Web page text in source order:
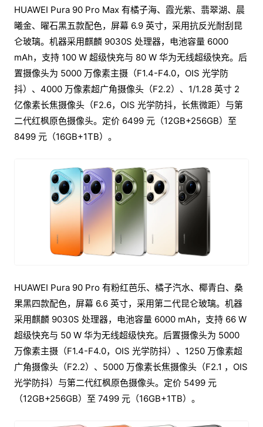
HUAWEI Pura 90 Pro Max 有橘子海、霞光紫、翡翠湖、晨
曦金、曜石黑五款配色，屏幕 6.9 英寸，采用抗反光耐刮昆
仑玻璃。机器采用麒麟 9030S 处理器，电池容量 6000
mAh，支持 100 W 超级快充与 80 W 华为无线超级快充。后
置摄像头为 5000 万像素主摄（F1.4-F4.0，OIS 光学防
抖）、4000 万像素超广角摄像头（F2.2）、1/1.28 英寸 2
亿像素长焦摄像头（F2.6，OIS 光学防抖，长焦微距）与第
二代红枫原色摄像头。定价 6499 元（12GB+256GB）至
8499 元（16GB+1TB）。
HUAWEI Pura 90 Pro 有粉红芭乐、橘子汽水、椰青白、桑
果黑四款配色，屏幕 6.6 英寸，采用第二代昆仑玻璃。机器
采用麒麟 9030S 处理器，电池容量 6000 mAh，支持 66 W
超级快充与 50 W 华为无线超级快充。后置摄像头为 5000
万像素主摄（F1.4-F4.0，OIS 光学防抖）、1250 万像素超
广角摄像头（F2.2）、5000 万像素长焦摄像头（F2.1 ，OIS
光学防抖）与第二代红枫原色摄像头。定价 5499 元
（12GB+256GB）至 7499 元（16GB+1TB）。